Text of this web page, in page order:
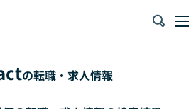
の転職・求人情報